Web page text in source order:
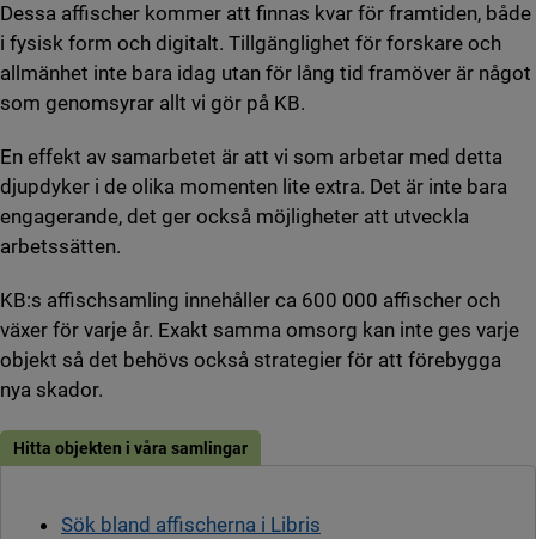
Dessa affischer kommer att finnas kvar för framtiden, både
i fysisk form och digitalt. Tillgänglighet för forskare och
allmänhet inte bara idag utan för lång tid framöver är något
som genomsyrar allt vi gör på KB.
En effekt av samarbetet är att vi som arbetar med detta
djupdyker i de olika momenten lite extra. Det är inte bara
engagerande, det ger också möjligheter att utveckla
arbetssätten.
KB:s affischsamling innehåller ca 600 000 affischer och
växer för varje år. Exakt samma omsorg kan inte ges varje
objekt så det behövs också strategier för att förebygga
nya skador.
Hitta objekten i våra samlingar
Sök bland affischerna i Libris